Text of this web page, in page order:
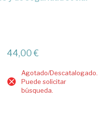
44,00 €
Agotado/Descatalogado.
Puede solicitar
búsqueda.